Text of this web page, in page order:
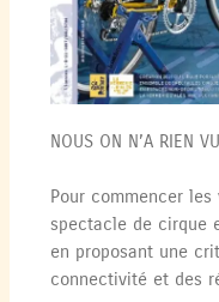
NOUS ON N’A RIEN
Pour commencer
spectacle de cirque
en proposant une
connectivité et des